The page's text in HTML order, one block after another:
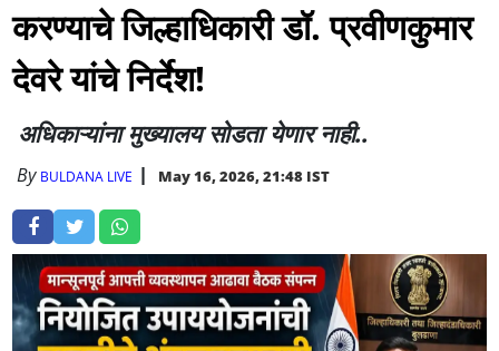
करण्याचे जिल्हाधिकारी डॉ. प्रवीणकुमार
देवरे यांचे निर्देश!
अधिकाऱ्यांना मुख्यालय सोडता येणार नाही..
By BULDANA LIVE May 16, 2026, 21:48 IST